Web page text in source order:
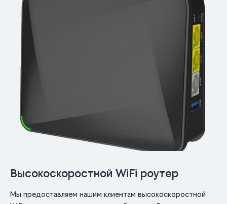
Высокоскоростной WiFi роутер
Мы предоставляем нашим клиентам высокоскоростной